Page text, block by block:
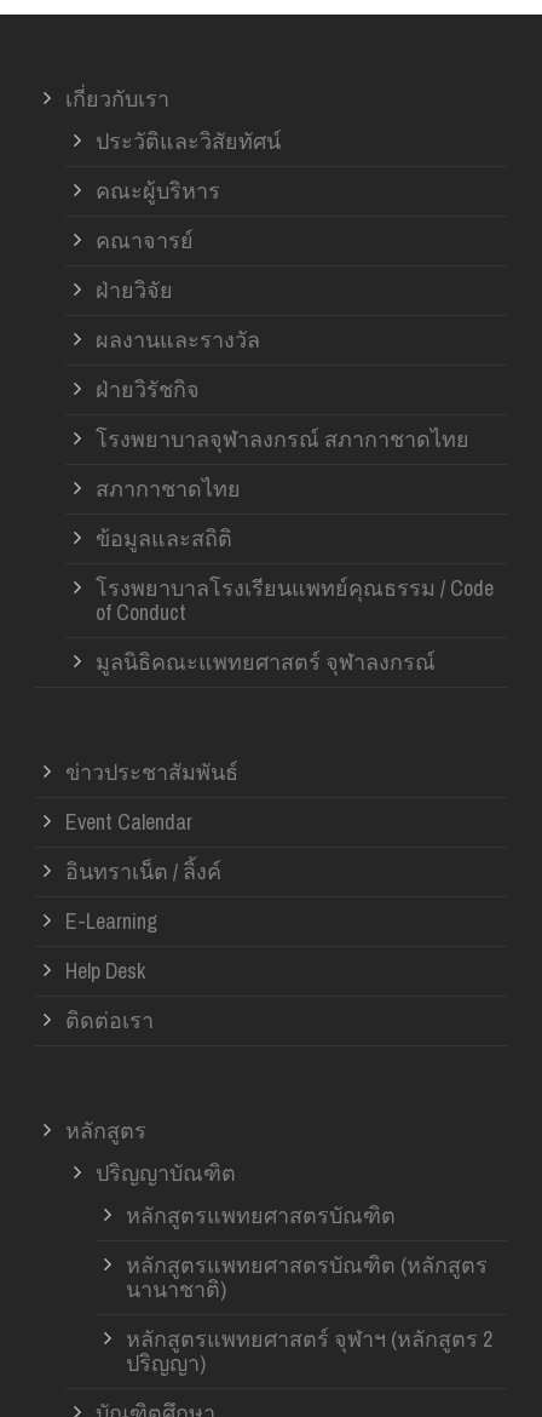
เกี่ยวกับเรา
ประวัติและวิสัยทัศน์
คณะผู้บริหาร
คณาจารย์
ฝ่ายวิจัย
ผลงานและรางวัล
ฝ่ายวิรัชกิจ
โรงพยาบาลจุฬาลงกรณ์ สภากาชาดไทย
สภากาชาดไทย
ข้อมูลและสถิติ
โรงพยาบาลโรงเรียนแพทย์คุณธรรม / Code
of Conduct
มูลนิธิคณะแพทยศาสตร์ จุฬาลงกรณ์
ข่าวประชาสัมพันธ์
Event Calendar
อินทราเน็ต / ลิ้งค์
E-Learning
Help Desk
ติดต่อเรา
หลักสูตร
ปริญญาบัณฑิต
หลักสูตรแพทยศาสตรบัณฑิต
หลักสูตรแพทยศาสตรบัณฑิต (หลักสูตร
นานาชาติ)
หลักสูตรแพทยศาสตร์ จุฬาฯ (หลักสูตร 2
ปริญญา)